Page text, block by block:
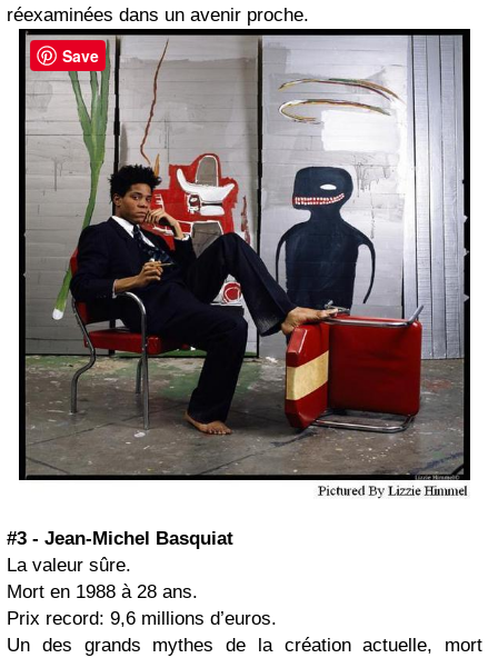
réexaminées dans un avenir proche.
#3 - Jean-Michel Basquiat
La valeur sûre.
Mort en 1988 à 28 ans.
Prix record: 9,6 millions d’euros.
Un des grands mythes de la création actuelle, mort
Save